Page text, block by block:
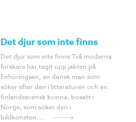
Det djur som inte finns
Det djur som inte finns Två moderna
forskare har tagit upp jakten på
Enhöringsen; en dansk man som
söker efter den i litteraturen och en
finlandssvensk kvinna, bosatt i
Norge, som söker den i
bildkonsten....